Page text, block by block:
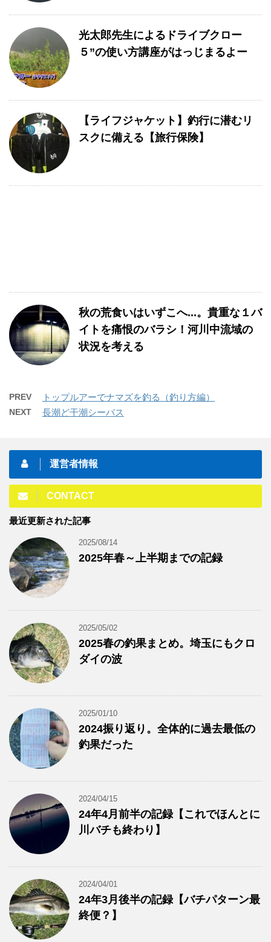
光太郎先生によるドライブクロー
５”の使い方講座がはっじまるよー
【ライフジャケット】釣行に潜むリ
スクに備える【旅行保険】
秋の荒食いはいずこへ...。貴重な１バ
イトを痛恨のバラシ！河川中流域の
状況を考える
PREV トップルアーでナマズを釣る（釣り方編）
NEXT 長潮ど干潮シーバス
運営者情報
CONTACT
最近更新された記事
2025/08/14
2025年春～上半期までの記録
2025/05/02
2025春の釣果まとめ。埼玉にもクロ
ダイの波
2025/01/10
2024振り返り。全体的に過去最低の
釣果だった
2024/04/15
24年4月前半の記録【これでほんとに
川バチも終わり】
2024/04/01
24年3月後半の記録【バチパターン最
終便？】